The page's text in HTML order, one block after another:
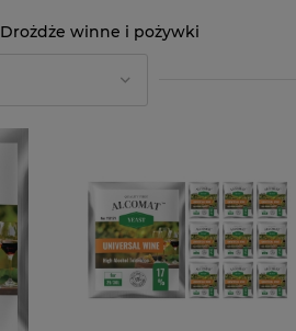
Drożdże winne i pożywki